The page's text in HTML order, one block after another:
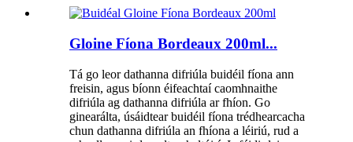
Gloine Fíona Bordeaux 200ml...
Tá go leor dathanna difriúla buidéil fíona ann
freisin, agus bíonn éifeachtaí caomhnaithe
difriúla ag dathanna difriúla ar fhíon. Go
ginearálta, úsáidtear buidéil fíona trédhearcacha
chun dathanna difriúla an fhíona a léiriú, rud a